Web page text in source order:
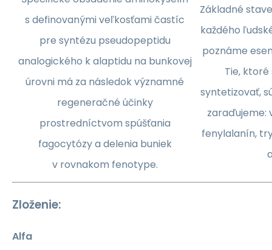
s definovanými veľkosťami častíc
pre syntézu pseudopeptidu
analogického k alaptidu na bunkovej
úrovni má za následok významné
regeneračné účinky
prostredníctvom spúšťania
fagocytózy a delenia buniek
v rovnakom fenotype.
Základné
každého
poznáme
Tie,
syntetizovať,
zaraďujeme:
fenylalanín,
Zloženie:
Alfa